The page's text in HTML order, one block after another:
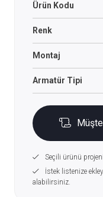
Ürün Kodu
Renk
Montaj
Armatür Tipi
Seçili ürünü
İstek listenize
alabilirsiniz.